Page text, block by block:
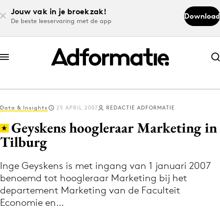
Jouw vak in je broekzak!
De beste leeservaring met de app
Download
Abonneer nu
Abonneer nu
Log in
Volg het laatste nieuws via de Adformatie
Nieuws app
Data & Insights 25 APRIL 2007 REDACTIE ADFORMATIE
Geyskens hoogleraar Marketing in
Tilburg
Inge Geyskens is met ingang van 1 januari 2007
benoemd tot hoogleraar Marketing bij het
departement Marketing van de Faculteit
Economie en…